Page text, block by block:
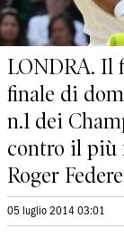
LONDRA. Il
finale di
n.1 dei
contro il più
Roger
05 luglio 2014 03:01